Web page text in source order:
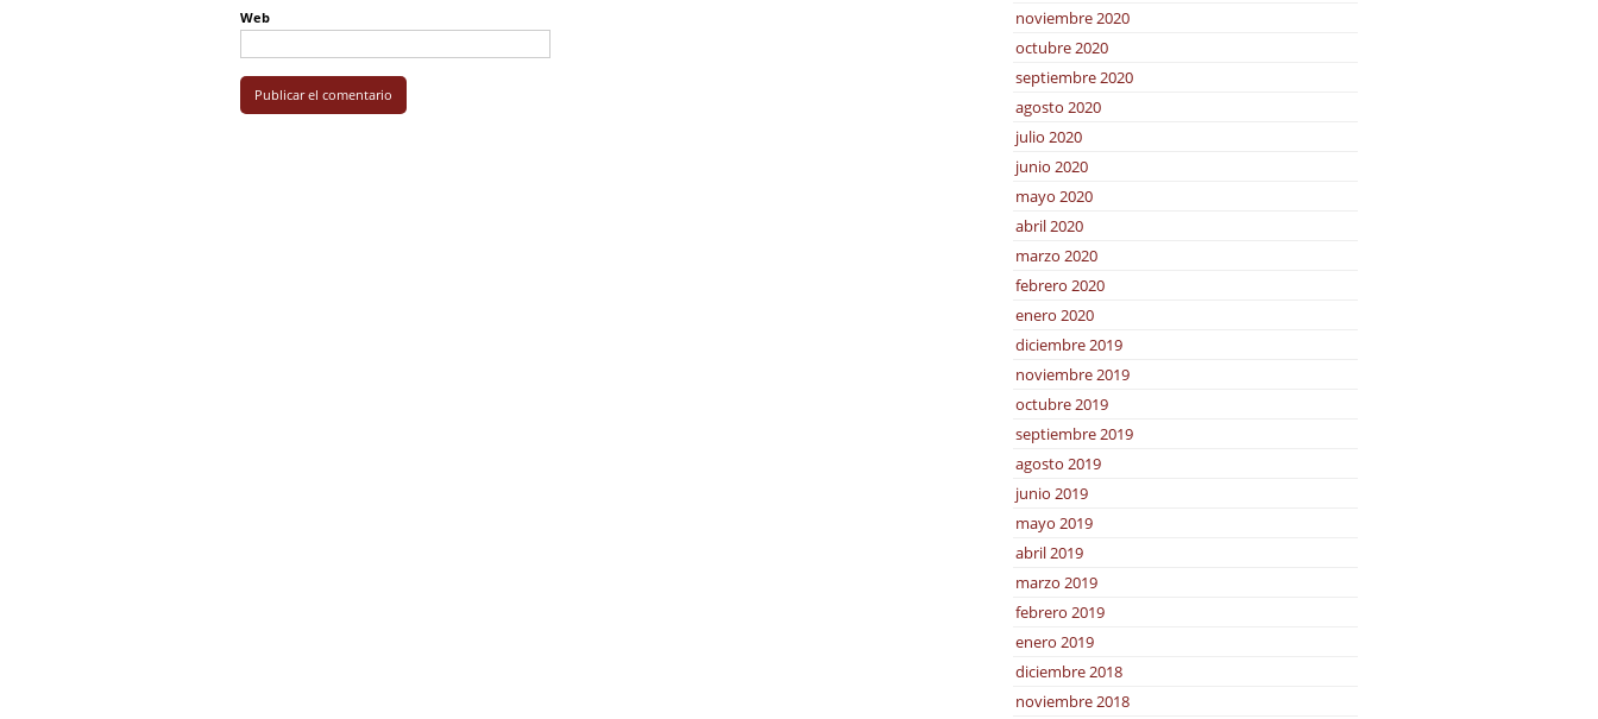
Web
noviembre 2020
octubre 2020
septiembre 2020
agosto 2020
julio 2020
junio 2020
mayo 2020
abril 2020
marzo 2020
febrero 2020
enero 2020
diciembre 2019
noviembre 2019
octubre 2019
septiembre 2019
agosto 2019
junio 2019
mayo 2019
abril 2019
marzo 2019
febrero 2019
enero 2019
diciembre 2018
noviembre 2018